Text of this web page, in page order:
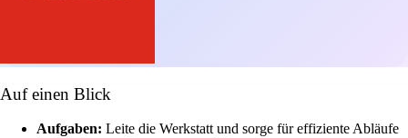
Auf einen Blick
Aufgaben: Leite die Werkstatt und sorge für effiziente Abläufe